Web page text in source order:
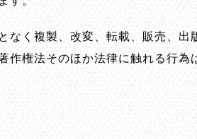
なく複製、改変、転載、販売、出
作権法そのほか法律に触れる行為